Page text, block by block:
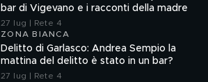
bar di Vigevano e i racconti della madre
27 lug | Rete 4
ZONA BIANCA
Delitto di Garlasco: Andrea Sempio la
mattina del delitto è stato in un bar?
27 lug | Rete 4